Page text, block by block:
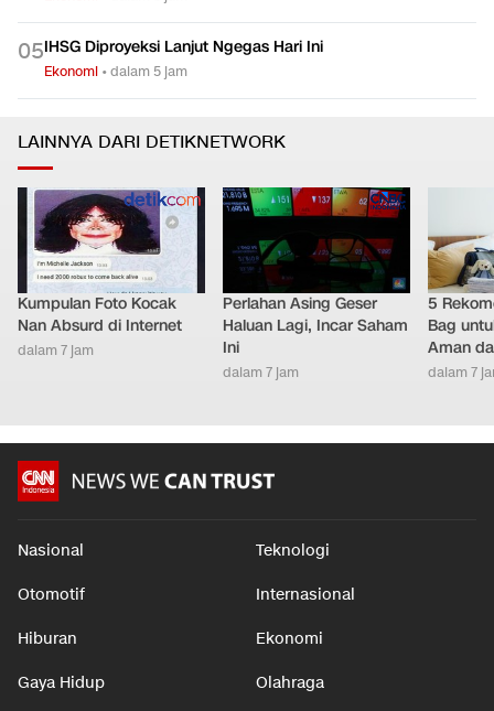
05IHSG Diproyeksi Lanjut Ngegas Hari Ini
Ekonomi •dalam 5 jam
LAINNYA DARI DETIKNETWORK
Kumpulan Foto Kocak
Nan Absurd di Internet
dalam 7 jam
Perlahan Asing Geser
Haluan Lagi, Incar Saham
Ini
dalam 7 jam
5
Bag
Aman
dalam 7
Nasional Teknologi
Otomotif Internasional
Hiburan Ekonomi
Gaya Hidup Olahraga